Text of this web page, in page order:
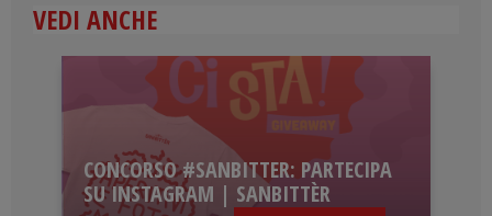
VEDI ANCHE
CONCORSO #SANBITTER: PARTECIPA
SU INSTAGRAM | SANBITTÈR